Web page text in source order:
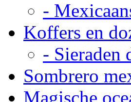
-
Koffers en
- Sieraden
Sombrero
Magische